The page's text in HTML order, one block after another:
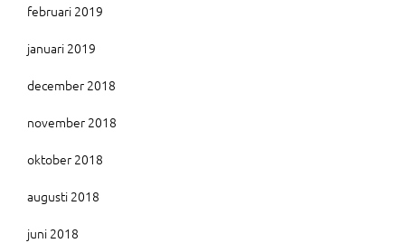
februari 2019
januari 2019
december 2018
november 2018
oktober 2018
augusti 2018
juni 2018